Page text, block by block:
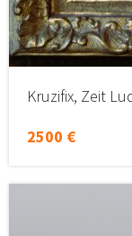
Kruzifix, Zeit
2500 €